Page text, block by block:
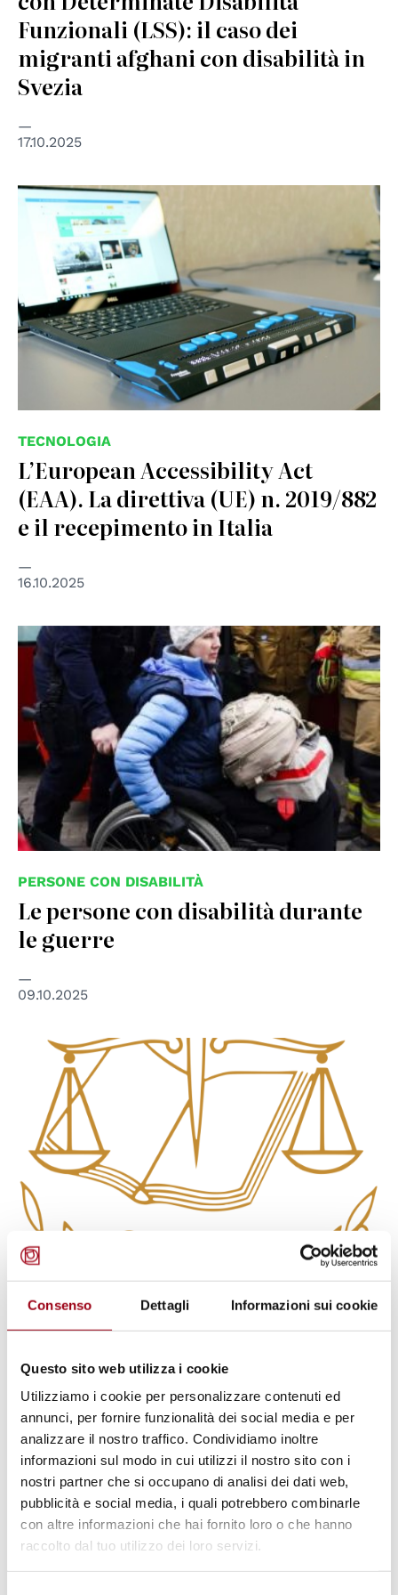
Consenso Dettagli Informazioni sui cookie
Questo sito web utilizza i cookie
Utilizziamo i cookie per personalizzare contenuti ed
annunci, per fornire funzionalità dei social media e per
analizzare il nostro traffico. Condividiamo inoltre
informazioni sul modo in cui utilizzi il nostro sito con i
nostri partner che si occupano di analisi dei dati web,
pubblicità e social media, i quali potrebbero combinarle
con altre informazioni che hai fornito loro o che hanno
raccolto dal tuo utilizzo dei loro servizi.
Funzionali (LSS): il caso dei
migranti afghani con disabilità in
Svezia
17.10.2025
© Photo by Elizabeth Woolner on Unsplash
TECNOLOGIA
L’European Accessibility Act
(EAA). La direttiva (UE) n. 2019/882
e il recepimento in Italia
16.10.2025
PERSONE CON DISABILITÀ
Le persone con disabilità durante
le guerre
09.10.2025
Corte di giustizia dell’Unione
indiretta e soluzioni ragionevoli
per i genitori di bambini con
disabilità nella sentenza Bervidi
(C‑38/24)
01.10.2025
© Global Disability Summit